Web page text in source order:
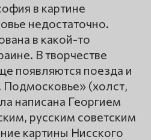
в картине
недостаточно.
в какой-то
В творчестве
появляются поезда и
Подмосковье» (холст,
написана Георгием
русским советским
картины Нисского